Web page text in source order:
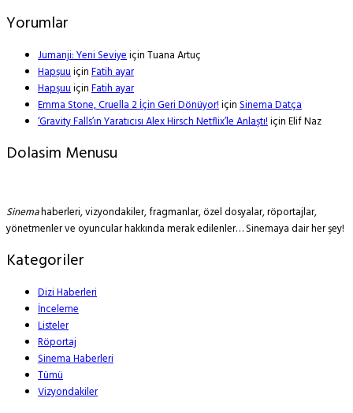
Yorumlar
Jumanji: Yeni SeviyeiçinTuana Artuç
HapşuuiçinFatih ayar
HapşuuiçinFatih ayar
Emma Stone, Cruella 2 İçin Geri Dönüyor!içinSinema Datça
‘Gravity Falls’ın Yaratıcısı Alex Hirsch Netflix’le Anlaştı!içinElif Naz
Dolasim Menusu
Sinemahaberleri, vizyondakiler, fragmanlar, özel dosyalar, röportajlar,
yönetmenler ve oyuncular hakkında merak edilenler… Sinemaya dair her şey!
Kategoriler
Dizi Haberleri
İnceleme
Listeler
Röportaj
Sinema Haberleri
Tümü
Vizyondakiler